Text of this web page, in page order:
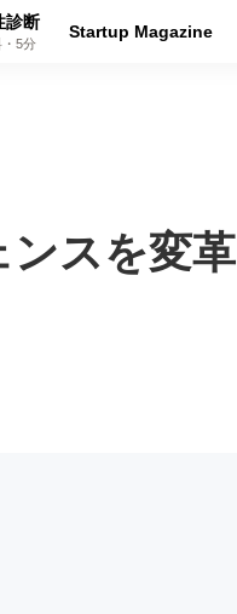
診断
・5分
Startup Magazine
スを変革